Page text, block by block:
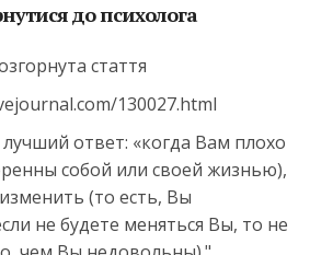
до психолога
стаття
130027.html
ответ: «когда Вам плохо
собой или своей жизнью),
(то есть, Вы
не будете меняться Вы, то не